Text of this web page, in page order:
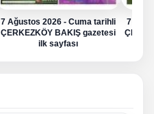
7 Ağustos 2026 - Cuma tarihli
ÇERKEZKÖY BAKIŞ gazetesi
ilk sayfası
7